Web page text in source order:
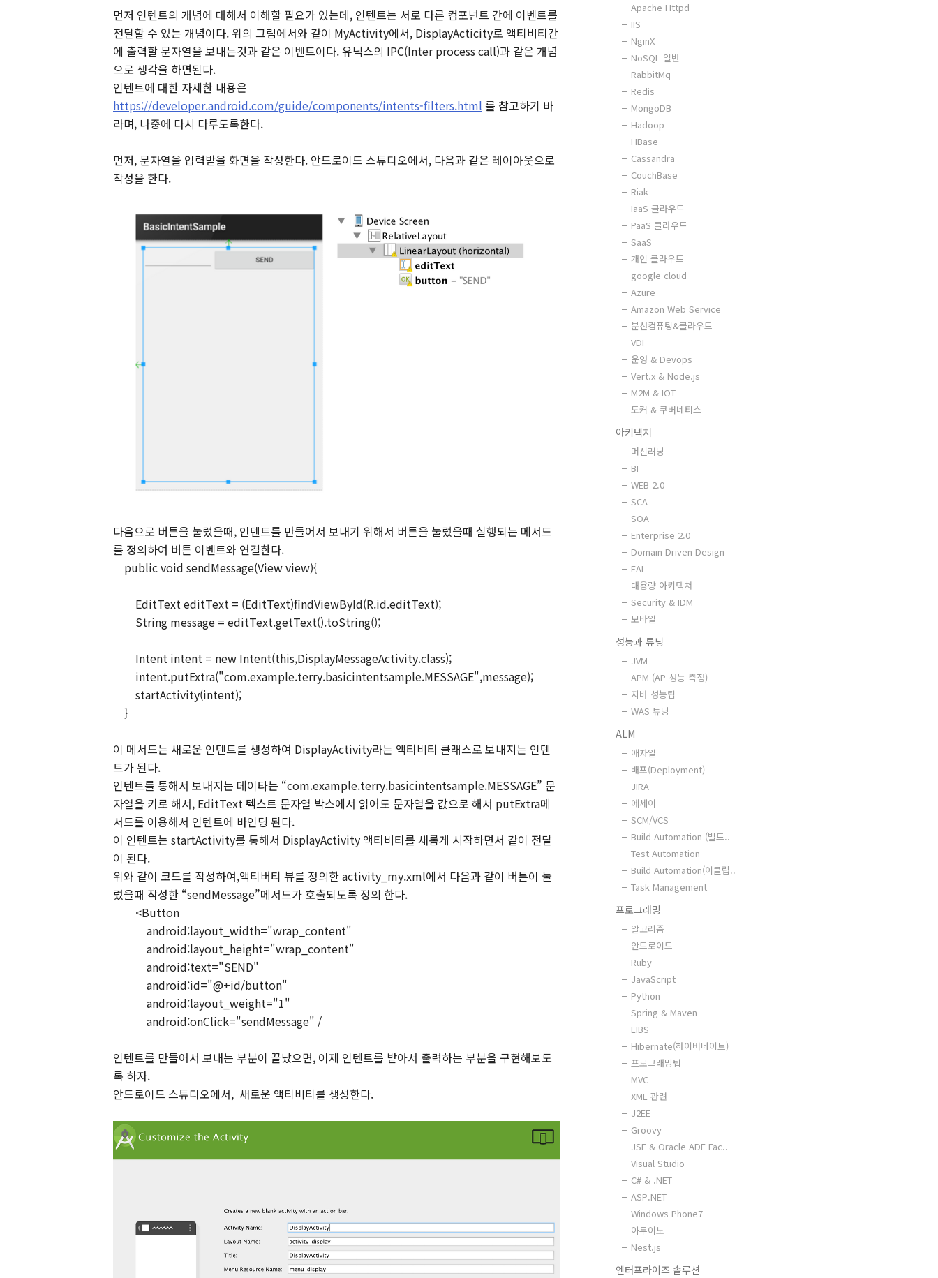
먼저 인텐트의 개념에 대해서 이해할 필요가 있는데, 인텐트는 서로 다른 컴포넌트 간에 이벤트를
전달할 수 있는 개념이다. 위의 그림에서와 같이 MyActivity에서, DisplayActicity로 액티비티간
에 출력할 문자열을 보내는것과 같은 이벤트이다. 유닉스의 IPC(Inter process call)과 같은 개념
으로 생각을 하면된다.
인텐트에 대한 자세한 내용은
https://developer.android.com/guide/components/intents-filters.html 를 참고하기 바
라며, 나중에 다시 다루도록한다.
먼저, 문자열을 입력받을 화면을 작성한다. 안드로이드 스튜디오에서, 다음과 같은 레이아웃으로
작성을 한다.
다음으로 버튼을 눌렀을때, 인텐트를 만들어서 보내기 위해서 버튼을 눌렀을때 실행되는 메서드
를 정의하여 버튼 이벤트와 연결한다.
public void sendMessage(View view){
EditText editText = (EditText)findViewById(R.id.editText);
String message = editText.getText().toString();
Intent intent = new Intent(this,DisplayMessageActivity.class);
intent.putExtra("com.example.terry.basicintentsample.MESSAGE",message);
startActivity(intent);
}
이 메서드는 새로운 인텐트를 생성하여 DisplayActivity라는 액티비티 클래스로 보내지는 인텐
트가 된다.
인텐트를 통해서 보내지는 데이타는 “com.example.terry.basicintentsample.MESSAGE” 문
자열을 키로 해서, EditText 텍스트 문자열 박스에서 읽어도 문자열을 값으로 해서 putExtra메
서드를 이용해서 인텐트에 바인딩 된다.
이 인텐트는 startActivity를 통해서 DisplayActivity 액티비티를 새롭게 시작하면서 같이 전달
이 된다.
위와 같이 코드를 작성하여,액티버티 뷰를 정의한 activity_my.xml에서 다음과 같이 버튼이 눌
렀을때 작성한 “sendMessage”메서드가 호출되도록 정의 한다.
<Button
android:layout_width="wrap_content"
android:layout_height="wrap_content"
android:text="SEND"
android:id="@+id/button"
android:layout_weight="1"
android:onClick="sendMessage" /
인텐트를 만들어서 보내는 부분이 끝났으면, 이제 인텐트를 받아서 출력하는 부분을 구현해보도
록 하자.
안드로이드 스튜디오에서, 새로운 액티비티를 생성한다.
Apache Httpd
IIS
NginX
NoSQL 일반
RabbitMq
Redis
MongoDB
Hadoop
HBase
Cassandra
CouchBase
Riak
IaaS 클라우드
PaaS 클라우드
SaaS
개인 클라우드
google cloud
Azure
Amazon Web Service
분산컴퓨팅&클라우드
VDI
운영 & Devops
Vert.x & Node.js
M2M & IOT
도커 & 쿠버네티스
아키텍쳐
머신러닝
BI
WEB 2.0
SCA
SOA
Enterprise 2.0
Domain Driven Design
EAI
대용량 아키텍쳐
Security & IDM
모바일
성능과 튜닝
JVM
APM (AP 성능 측정)
자바 성능팁
WAS 튜닝
ALM
애자일
배포(Deployment)
JIRA
에세이
SCM/VCS
Build Automation (빌드..
Test Automation
Build Automation(이클립..
Task Management
프로그래밍
알고리즘
안드로이드
Ruby
JavaScript
Python
Spring & Maven
LIBS
Hibernate(하이버네이트)
프로그래밍팁
MVC
XML 관련
J2EE
Groovy
JSF & Oracle ADF Fac..
Visual Studio
C# & .NET
ASP.NET
Windows Phone7
아두이노
Nest.js
엔터프라이즈 솔루션